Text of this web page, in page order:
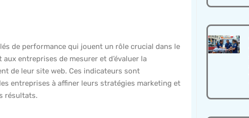
de performance qui jouent un rôle crucial dans le
entreprises de mesurer et d’évaluer la
de leur site web. Ces indicateurs sont
entreprises à affiner leurs stratégies marketing et
résultats.